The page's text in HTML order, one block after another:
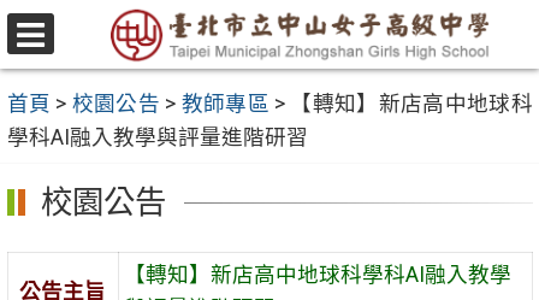
跳
至
要
內
容
區
選
單
首頁 > 校園公告 > 教師專區 >
【轉知】新店高中地球科
學科AI融入教學與評量進階研習
校園公告
公告主旨
【轉知】新店高中地球科學科AI融入教學